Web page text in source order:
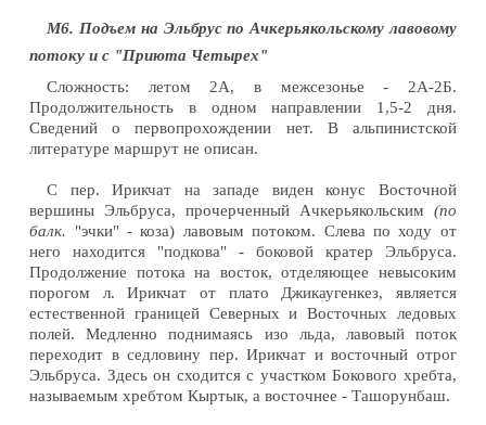
М6. Подъем на Эльбрус по Ачкерьякольскому лавовому
потоку и с "Приюта Четырех"
Сложность: летом 2А, в межсезонье - 2А-2Б.
Продолжительность в одном направлении 1,5-2 дня.
Сведений о первопрохождении нет. В альпинистской
литературе маршрут не описан.
С пер. Ирикчат на западе виден конус Восточной
вершины Эльбруса, прочерченный Ачкерьякольским (по
балк. "эчки" - коза) лавовым потоком. Слева по ходу от
него находится "подкова" - боковой кратер Эльбруса.
Продолжение потока на восток, отделяющее невысоким
порогом л. Ирикчат от плато Джикаугенкез, является
естественной границей Северных и Восточных ледовых
полей. Медленно поднимаясь изо льда, лавовый поток
переходит в седловину пер. Ирикчат и восточный отрог
Эльбруса. Здесь он сходится с участком Бокового хребта,
называемым хребтом Кыртык, а восточнее - Ташорунбаш.